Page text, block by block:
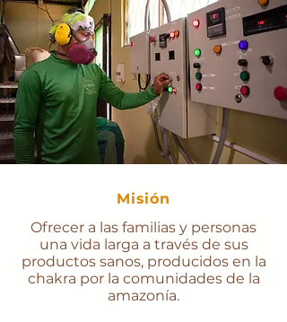
Misión
Ofrecer a las familias y personas
una vida larga a través de sus
productos sanos, producidos en la
chakra por la comunidades de la
amazonía.